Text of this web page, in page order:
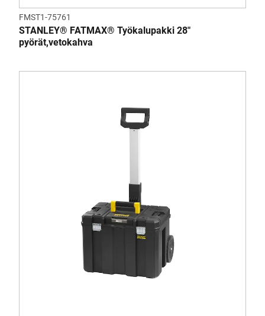
FMST1-75761
STANLEY® FATMAX® Työkalupakki 28"
pyörät,vetokahva